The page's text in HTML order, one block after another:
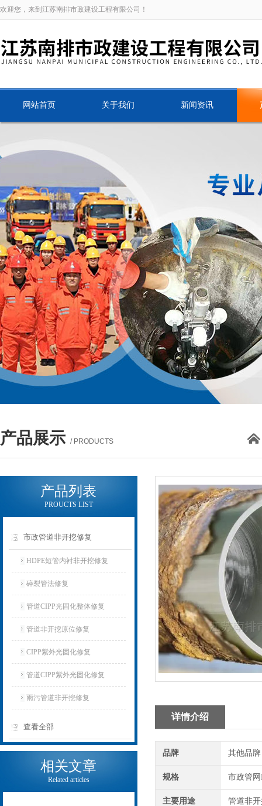
欢迎您，来到江苏南排市政建设工程有限公司！
网站首页 关于我们 新闻资讯
产品展示 / PRODUCTS
产品列表
PROUCTS LIST
市政管道非开挖修复
HDPE短管内衬非开挖修复
碎裂管法修复
管道CIPP光固化整体修复
管道非开挖原位修复
CIPP紫外光固化修复
管道CIPP紫外光固化修复
雨污管道非开挖修复
查看全部
相关文章
Related articles
详情介绍
品牌 其他品牌
规格 市政管
主要用途 管道非